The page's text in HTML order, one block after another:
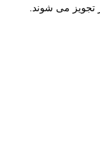
تجویز می شوند.